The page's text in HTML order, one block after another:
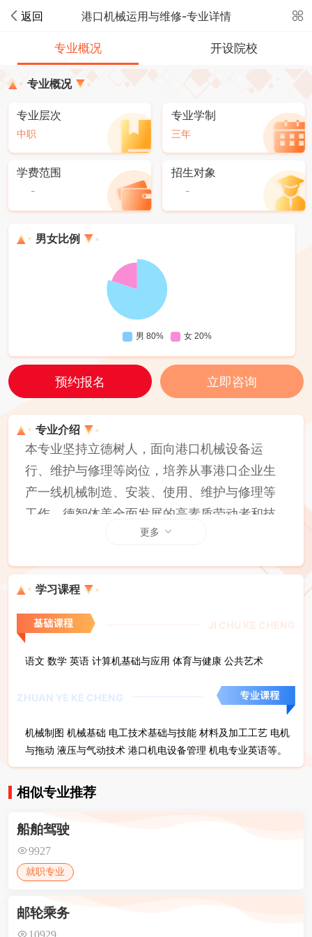
返回 港口机械运用与维修-专业详情
专业概况 开设院校
专业概况
专业层次
中职
专业学制
三年
学费范围
-
招生对象
-
男女比例
预约报名 立即咨询
专业介绍
本专业坚持立德树人，面向港口机械设备运
行、维护与修理等岗位，培养从事港口企业生
产一线机械制造、安装、使用、维护与修理等
工作，德智体美全面发展的高素质劳动者和技
更多
学习课程
JI CHU KE CHENG
语文 数学 英语 计算机基础与应用 体育与健康 公共艺术
ZHUAN YE KE CHENG
机械制图 机械基础 电工技术基础与技能 材料及加工工艺 电机
与拖动 液压与气动技术 港口机电设备管理 机电专业英语等。
相似专业推荐
船舶驾驶
9927
就职专业
邮轮乘务
10929